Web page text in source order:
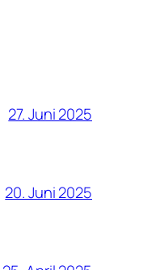
27. Juni 2025
20. Juni 2025